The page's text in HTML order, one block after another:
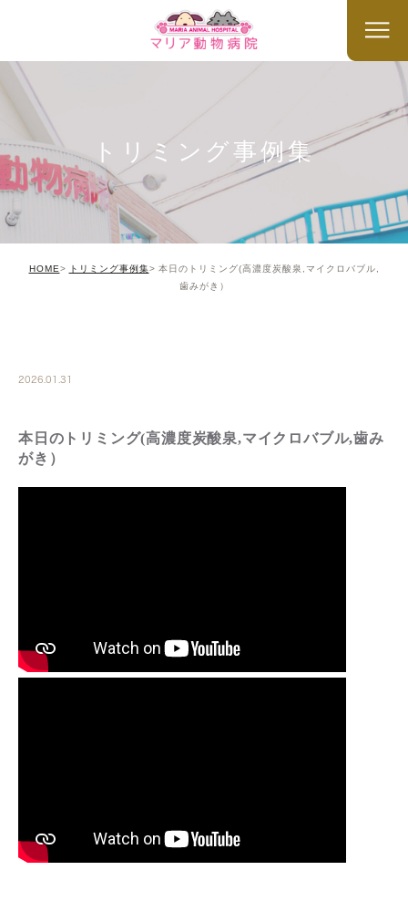
トリミング事例集
HOME トリミング事例集
本日のトリミング(高濃度炭酸泉,マイクロバブル,
歯みがき）
2026.01.31
本日のトリミング(高濃度炭酸泉,マイクロバブル,歯み
がき）